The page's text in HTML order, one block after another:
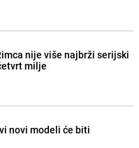
nije više najbrži serijski
milje
novi modeli će biti